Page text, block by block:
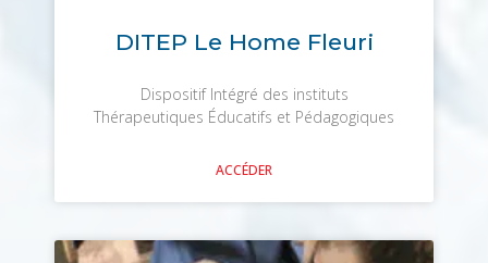
DITEP Le Home Fleuri
Dispositif Intégré des instituts
Thérapeutiques Éducatifs et Pédagogiques
ACCÉDER